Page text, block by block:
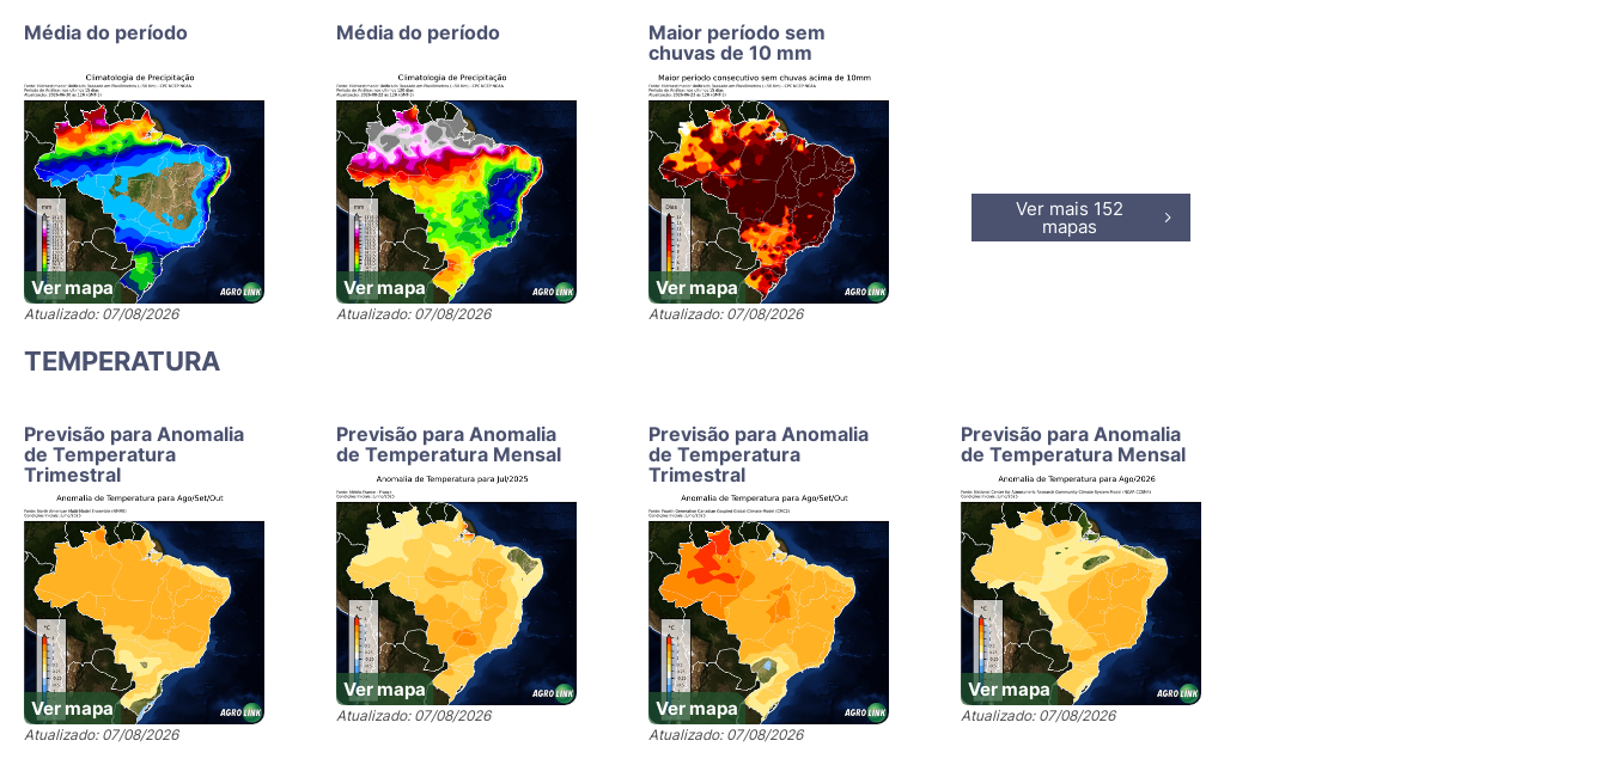
Média do período
Ver mapa
Atualizado: 07/08/2026
Média do período
Ver mapa
Atualizado: 07/08/2026
Maior período sem
chuvas de 10 mm
Ver mapa
Atualizado: 07/08/2026
Ver mais 152
mapas
TEMPERATURA
Previsão para Anomalia
de Temperatura
Trimestral
Ver mapa
Atualizado: 07/08/2026
Previsão para Anomalia
de Temperatura Mensal
Ver mapa
Atualizado: 07/08/2026
Previsão para Anomalia
de Temperatura
Trimestral
Ver mapa
Atualizado: 07/08/2026
Previsão para Anomalia
de Temperatura Mensal
Ver mapa
Atualizado: 07/08/2026